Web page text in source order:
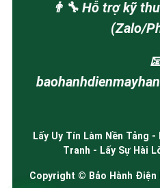
👨‍🔧 Hỗ trợ kỹ
(Zalo/
Lấy Uy Tín Làm Nền Tảng
Tranh - Lấy Sự Hài
Copyright © Bảo Hành Điện